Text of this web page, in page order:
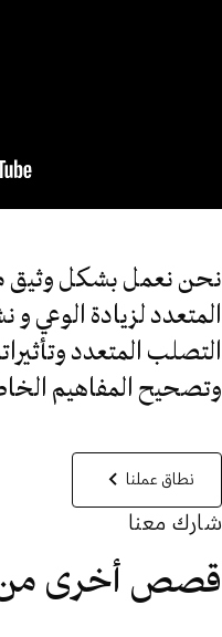
نحن نعمل بشكل وثيق
المتعدد لزيادة الوعي
التصلب المتعدد
وتصحيح المفاهيم
نطاق عملنا
شارك معنا
قصص أخرى من